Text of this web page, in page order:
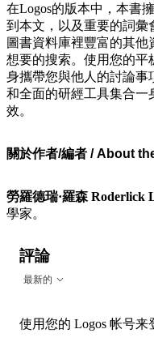
在Logos的版本中，本書
到本文，以及重要的詞彙
圖書資料庫裡豐富的其
想要的搜索。使用您的平
身攜帶您與他人的討論事
和全面的研經工具集合一
效。
關於作者/編者 / About
勞羅德瑞·羅森 Roderlick
學家。
評論
最新的
使用您的 Logos 帐号来